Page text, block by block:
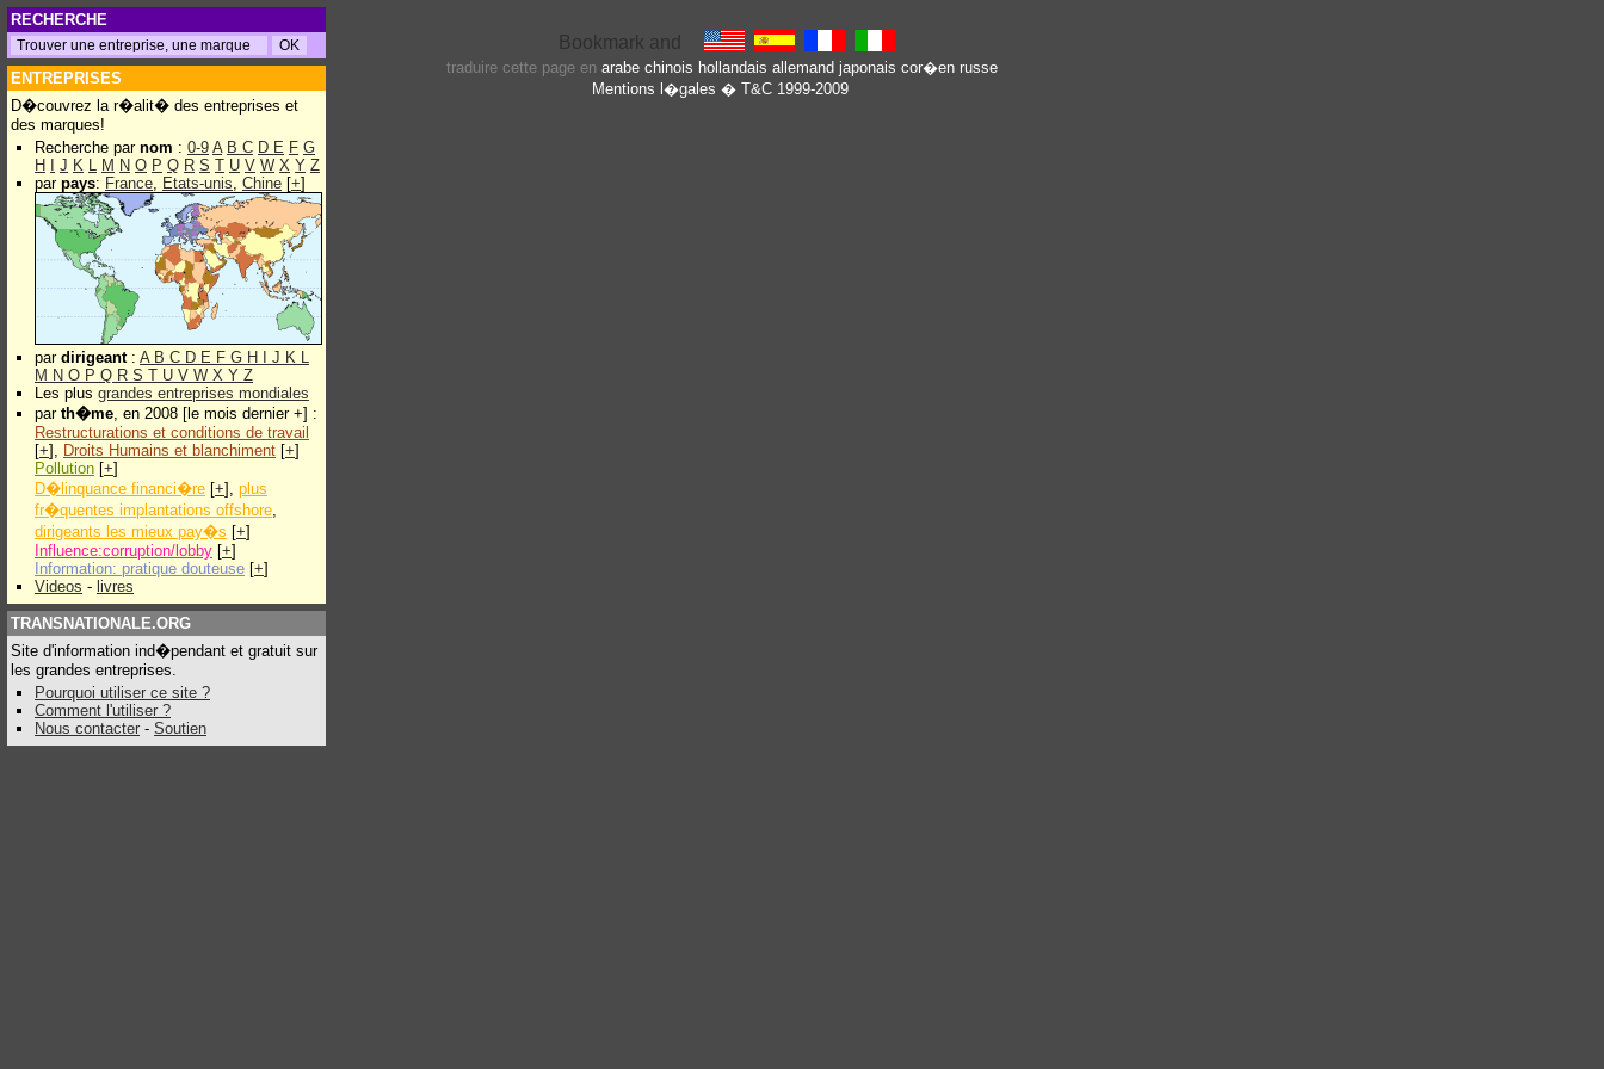
RECHERCHE
ENTREPRISES
D�couvrez la r�alit� des entreprises et
des marques!
Recherche par nom : 0-9 A B C D E F G
H
J K L M N O P Q R S T U V W X Y Z
par pays: France, Etats-unis, Chine [+]
par dirigeant: A B C D E F G H J K L
M N O P Q R S T U V W X Y Z
Les plus grandes entreprises mondiales
par th�me, en 2008 [le mois dernier +] :
Restructurations et conditions de travail
[+], Droits Humains et blanchiment [+]
Pollution [+]
D�linquance financi�re [+], plus
fr�quentes implantations offshore,
dirigeants les mieux pay�s [+]
Influence:corruption/lobby [+]
Information: pratique douteuse [+]
Videos - livres
TRANSNATIONALE.ORG
Site d'information ind�pendant et gratuit sur
les grandes entreprises.
Pourquoi utiliser ce site ?
Comment l'utiliser ?
Nous contacter - Soutien
traduire cette page en arabe chinois hollandais allemand japonais cor�en russe
Mentions l�gales � T&C 1999-2009